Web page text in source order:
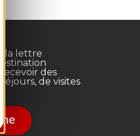
la lettre
des
de visites